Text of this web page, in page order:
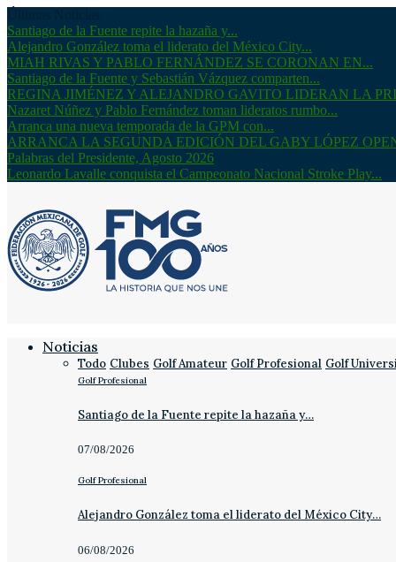
Santiago de la Fuente repite la hazaña y...
Alejandro González toma el liderato del México City...
MIAH RIVAS Y PABLO FERNÁNDEZ SE CORONAN EN...
Santiago de la Fuente y Sebastián Vázquez comparten...
REGINA JIMÉNEZ Y ALEJANDRO GAVITO LIDERAN LA
Nazaret Núñez y Pablo Fernández toman lideratos rumbo...
Arranca una nueva temporada de la GPM con...
ARRANCA LA SEGUNDA EDICIÓN DEL GABY LÓPEZ
Palabras del Presidente, Agosto 2026
Leonardo Lavalle conquista el Campeonato Nacional Stroke Play...
Noticias
Todo Clubes Golf Amateur Golf Profesional Golf
Golf Profesional
Santiago de la Fuente repite la hazaña y…
07/08/2026
Golf Profesional
Alejandro González toma el liderato del México City…
06/08/2026